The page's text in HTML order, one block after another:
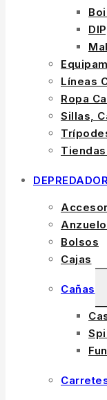
Líneas
Ropa
Sillas,
Bolsos
Cajas
Cañas